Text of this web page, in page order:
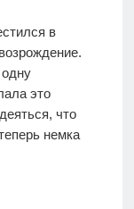
в
это
что
немка